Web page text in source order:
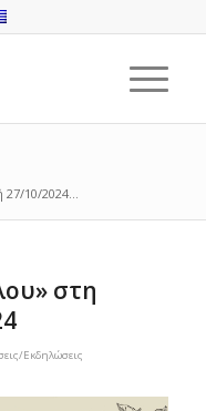
10/2024...
στη
Εκδηλώσεις